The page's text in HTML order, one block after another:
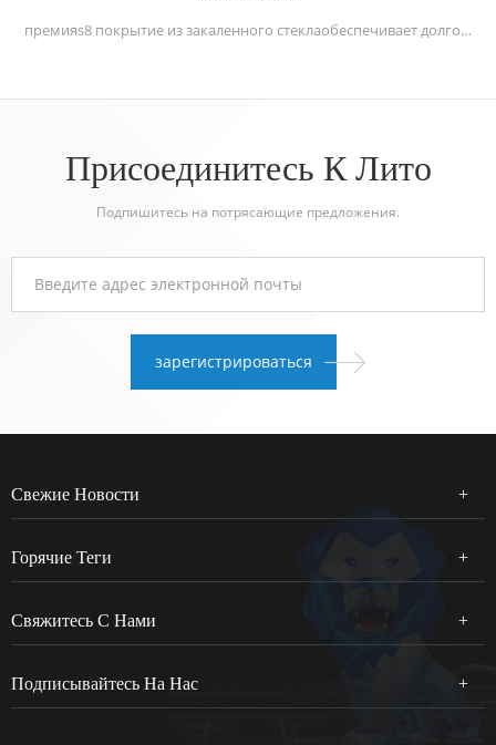
премияs8 покрытие из закаленного стеклаобеспечивает долговечность и обеспечивает беспрецедентную защиту от царапин. Стекло с полным клеем обеспечит лучшее касание для вашего мобильного телефона.
Присоединитесь К Лито
Подпишитесь на потрясающие предложения.
Свежие Новости
Горячие Теги
Свяжитесь С Нами
Подписывайтесь На Нас